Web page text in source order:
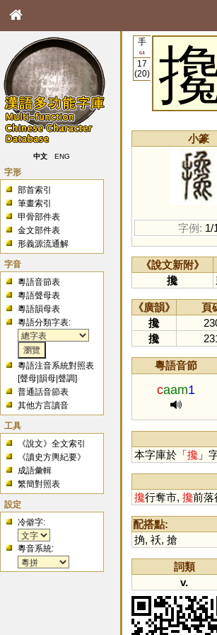
中文 ENG
字形
部首索引
筆畫索引
甲骨部件表
金文部件表
形義源流通解
字音
粵語音節表
粵語聲母表
粵語韻母表
粵語分類字表:
粵語注音系統對照表
[聲母 |韻母 |聲調]
普通話音節表
其他方言讀音
工具
《說文》全文索引
《讀史方輿紀要》
成語彙輯
繁簡對照表
設定
冷僻字:
粵音系統:
手
64
17
(20)
小篆
字例: 1/
《說文新附》
攙
《廣韻》 頁
攙
攙
粵語音節
caam1
本字庫於「攙」
攙行奪市, 攙前落
配搭點:
捔, 祅, 搶
詞類
v.